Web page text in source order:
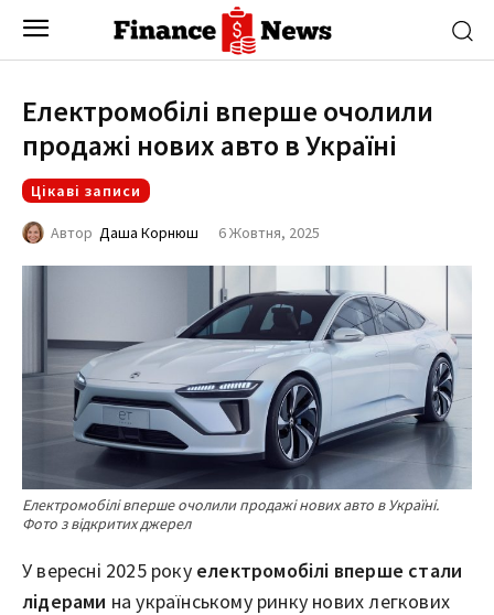
Електромобілі вперше очолили
продажі нових авто в Україні
Цікаві записи
Автор Даша Корнюш 6 Жовтня, 2025
Електромобілі вперше очолили продажі нових авто в Україні.
Фото з відкритих джерел
У вересні 2025 року електромобілі вперше стали
лідерами на українському ринку нових легкових